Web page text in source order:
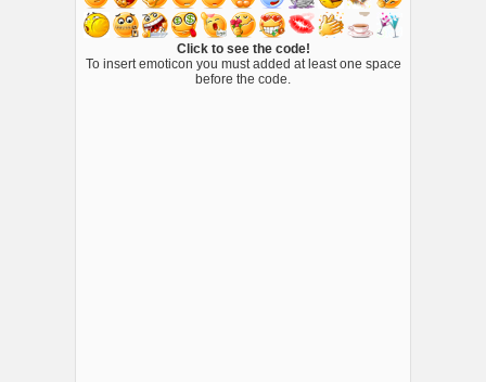
Click to see the code!
To insert emoticon you must added at least one space
before the code.